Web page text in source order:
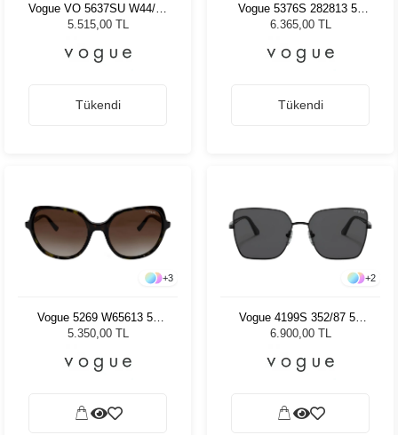
Vogue VO 5637SU W44/87
52 Kadın Güneş Gözlüğü
5.515,00 TL
Tükendi
Vogue 5376S 282813 51
Kadın Güneş Gözlüğü
6.365,00 TL
Tükendi
+3
Vogue 5269 W65613 56
Kadın Güneş Gözlüğü
5.350,00 TL
+2
Vogue 4199S 352/87 58
Kadın Güneş Gözlüğü
6.900,00 TL